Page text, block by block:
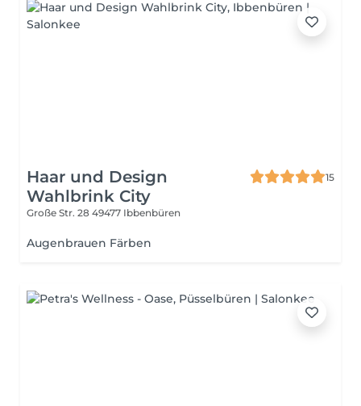
Haar und Design
Wahlbrink City
15
Große Str. 28 49477 Ibbenbüren
Augenbrauen Färben